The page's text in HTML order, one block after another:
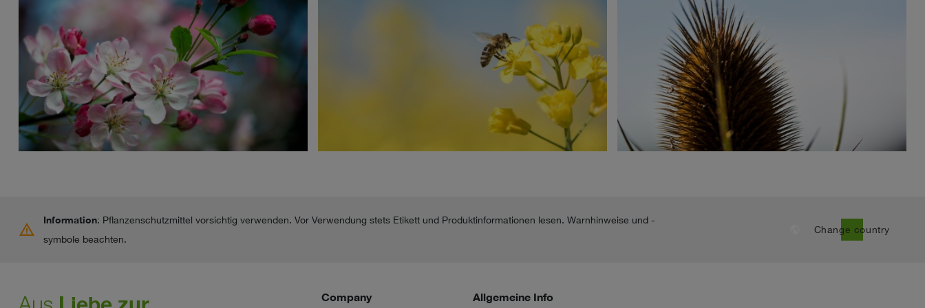
warning Information: Pflanzenschutzmittel vorsichtig verwenden. Vor Verwendung stets Etikett und Produktinformationen lesen. Warnhinweise und -
symbole beachten.
Change country
Company Allgemeine Info